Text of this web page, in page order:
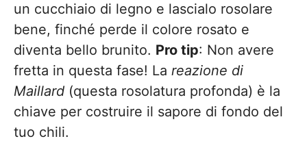
un cucchiaio di legno e lascialo rosolare
bene, finché perde il colore rosato e
diventa bello brunito. Pro tip: Non avere
fretta in questa fase! La reazione di
Maillard (questa rosolatura profonda) è la
chiave per costruire il sapore di fondo del
tuo chili.